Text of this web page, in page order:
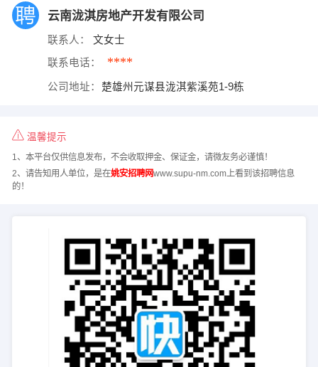
云南泷淇房地产开发有限公司
联系人： 文女士
联系电话： ****
公司地址： 楚雄州元谋县泷淇紫溪苑1-9栋
温馨提示
1、本平台仅供信息发布，不会收取押金、保证金，请微友务必谨慎！
2、请告知用人单位，是在姚安招聘网www.supu-nm.com上看到该招聘信息
的！